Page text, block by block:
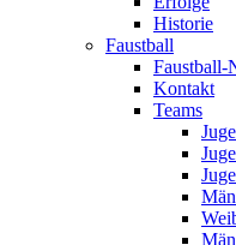
Historie
Faustball
Faustball-
Kontakt
Teams